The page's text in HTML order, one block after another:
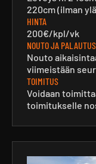
220cm (ilman
HINTA
200€/kpl/vk
NOUTO JA PALAUTUS
Nouto
viimeistään
TOIMITUS
Voidaan
toimitukselle